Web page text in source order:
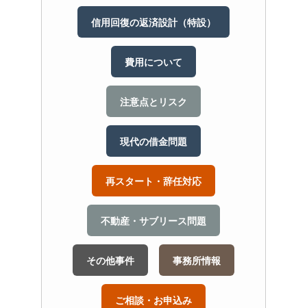
信用回復の返済設計（特設）
費用について
注意点とリスク
現代の借金問題
再スタート・辞任対応
不動産・サブリース問題
その他事件 事務所情報
ご相談・お申込み